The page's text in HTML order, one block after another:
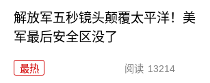
解放军五秒镜头颠覆太平洋！美
军最后安全区没了
最热 阅读 13214